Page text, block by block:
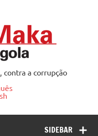
contra a corrupção
SIDEBAR